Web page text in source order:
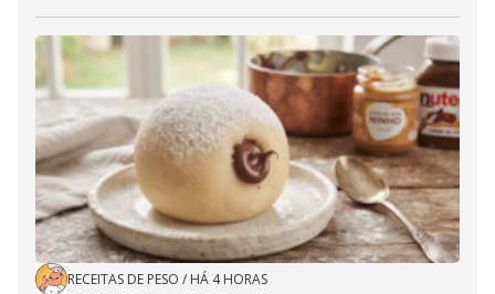
RECEITAS DE PESO / HÁ 4 HORAS